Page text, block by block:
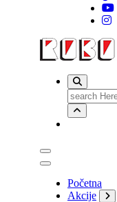
Search
for:
Početna
Akcije